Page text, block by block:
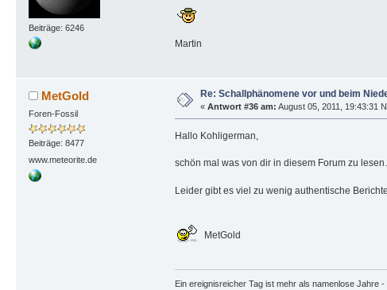
Beiträge: 6246
Martin
MetGold
Foren-Fossil
Beiträge: 8477
www.meteorite.de
Re: Schallphänomene vor und beim
« Antwort #36 am: August 05, 2011, 19:43:31
Hallo Kohligerman,
schön mal was von dir in diesem Forum zu
Leider gibt es viel zu wenig authentische
MetGold
Ein ereignisreicher Tag ist mehr als namenlose Jahre